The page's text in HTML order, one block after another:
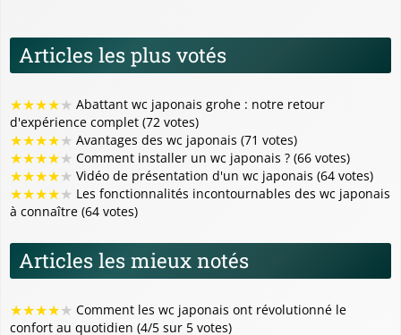
Articles les plus votés
★★★★★ Abattant wc japonais grohe : notre retour
d'expérience complet (72 votes)
★★★★★ Avantages des wc japonais (71 votes)
★★★★★ Comment installer un wc japonais ? (66 votes)
★★★★★ Vidéo de présentation d'un wc japonais (64 votes)
★★★★★ Les fonctionnalités incontournables des wc japonais
à connaître (64 votes)
Articles les mieux notés
★★★★★ Comment les wc japonais ont révolutionné le
confort au quotidien (4/5 sur 5 votes)